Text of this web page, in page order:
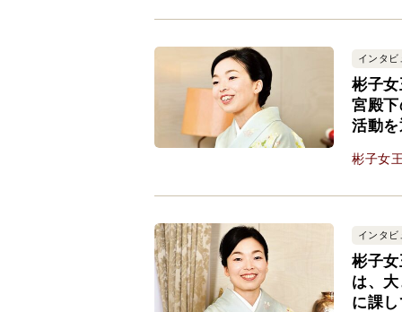
インタビ
彬子
宮殿
活動
彬子女
インタビ
彬子
は、
に課し